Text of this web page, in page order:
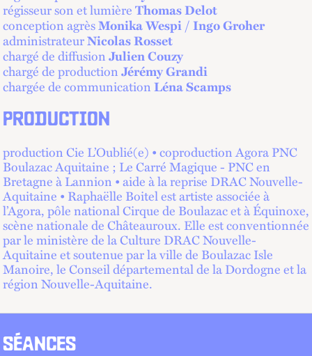
régisseur son et lumièreThomas Delot
conception agrèsMonika Wespi/Ingo Groher
administrateurNicolas Rosset
chargé de diffusionJulien Couzy
chargé de productionJérémy Grandi
chargée de communicationLéna Scamps
PRODUCTION
production Cie L’Oublié(e) • coproduction Agora PNC
Boulazac Aquitaine ; Le Carré Magique - PNC en
Bretagne à Lannion • aide à la reprise DRAC Nouvelle-
Aquitaine • Raphaëlle Boitel est artiste associée à
l’Agora, pôle national Cirque de Boulazac et à Équinoxe,
scène nationale de Châteauroux. Elle est conventionnée
par le ministère de la Culture DRAC Nouvelle-
Aquitaine et soutenue par la ville de Boulazac Isle
Manoire, le Conseil départemental de la Dordogne et la
région Nouvelle-Aquitaine.
SÉANCES